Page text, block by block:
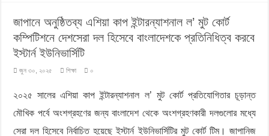
জাপানে অনুষ্ঠিতব্য এশিয়া কাপ ইন্টারন্যাশনাল ল’ মুট কোর্ট
কম্পিটিশনে দেশসেরা দল হিসেবে বাংলাদেশকে প্রতিনিধিত্ব করবে
ইস্টার্ন ইউনিভার্সিটি
জুন ৩০, ২০২৫ শিক্ষা ০
২০২৫ সালের এশিয়া কাপ ইন্টারন্যাশনাল ল’ মুট কোর্ট প্রতিযোগিতার চূড়ান্ত
মৌখিক পর্বে অংশগ্রহণের জন্য বাংলাদেশ থেকে অংশগ্রহণকারী দলগুলোর মধ্যে
সেরা দল হিসেবে নির্বাচিত হয়েছে ইস্টার্ন ইউনিভার্সিটির মুট কোর্ট টিম। জাপানিজ